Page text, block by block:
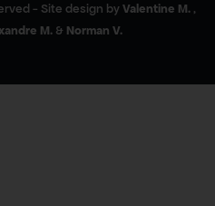
- Site design byValentine M. ,
M. & Norman V.